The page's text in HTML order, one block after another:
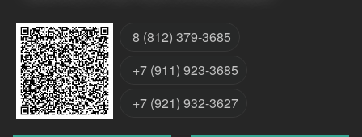
8 (812) 379-3685
+7 (911) 923-3685
+7 (921) 932-3627